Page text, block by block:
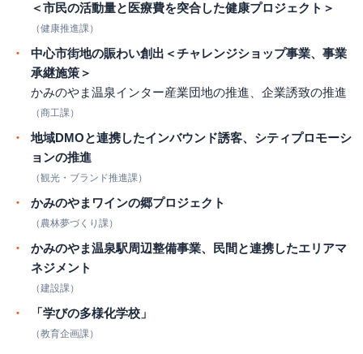
＜市民の活動量と医療費を突合した健康プロジェクト＞
（健康推進課）
中心市街地の賑わい創出＜チャレンジショップ事業、事業
承継施策＞
かみのやま温泉インター産業団地の推進、企業誘致の推進
（商工課）
地域DMOと連携したインバウンド誘客、シティプロモーシ
ョンの推進
（観光・ブランド推進課）
かみのやまワインの郷プロジェクト
（農林夢づくり課）
かみのやま温泉駅周辺整備事業、民間と連携したエリアマ
ネジメント
（建設課）
「学びの多様化学校」
（教育企画課）